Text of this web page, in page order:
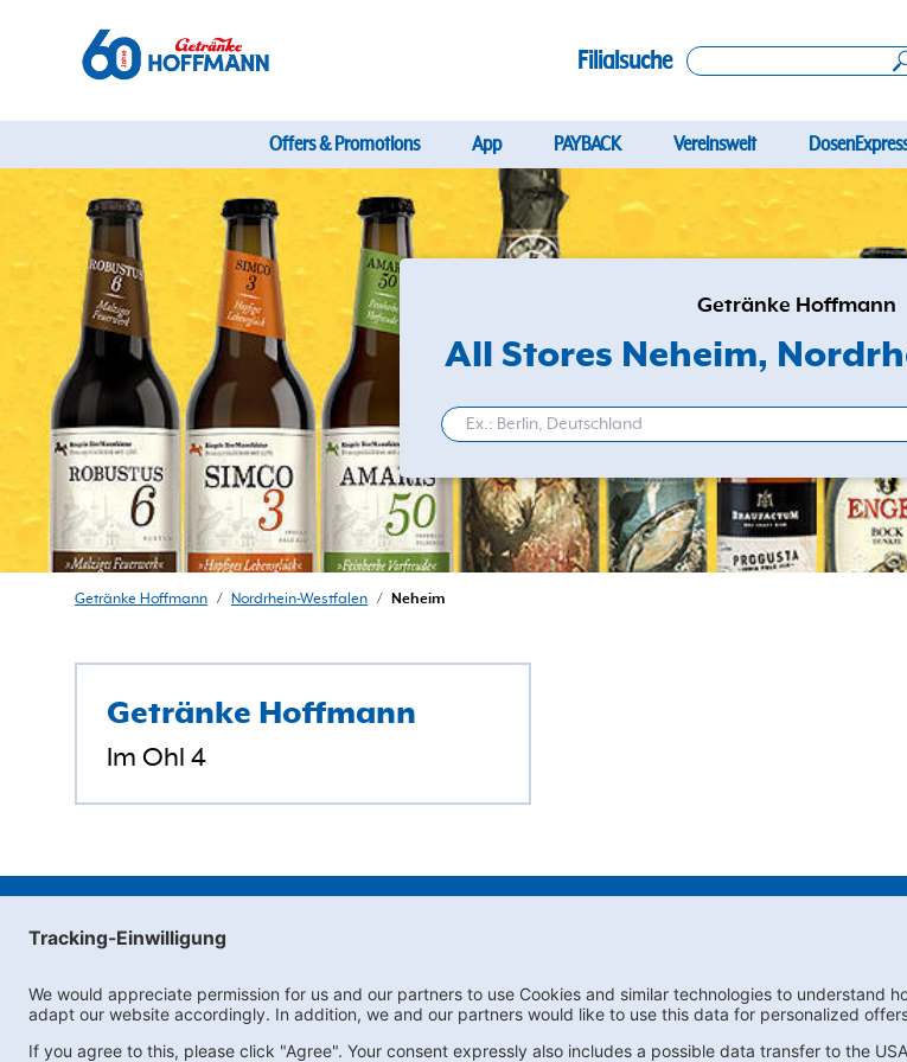
Filialsuche
Offers & Promotions App PAYBACK Vereinswelt
Getränke Hoffmann
All Stores Neheim,
Getränke Hoffmann / Nordrhein-Westfalen / Neheim
Getränke Hoffmann
Im Ohl 4
Subscribe to Newsletter Contact us FAQs